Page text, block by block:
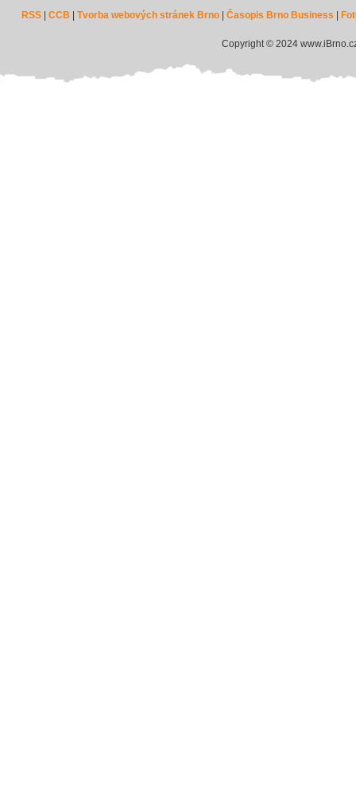
RSS |CCB |Tvorba webových stránek Brno |Časopis Brno Business
Copyright © 2024